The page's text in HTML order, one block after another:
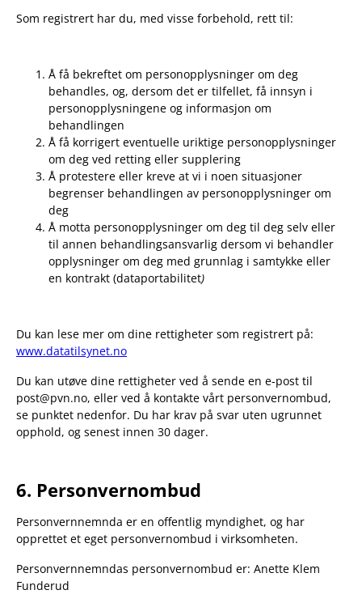
Som registrert har du, med visse forbehold, rett til:
Å få bekreftet om personopplysninger om deg
behandles, og, dersom det er tilfellet, få innsyn i
personopplysningene og informasjon om
behandlingen
Å få korrigert eventuelle uriktige personopplysninger
om deg ved retting eller supplering
Å protestere eller kreve at vi i noen situasjoner
begrenser behandlingen av personopplysninger om
deg
Å motta personopplysninger om deg til deg selv eller
til annen behandlingsansvarlig dersom vi behandler
opplysninger om deg med grunnlag i samtykke eller
en kontrakt (dataportabilitet)
Du kan lese mer om dine rettigheter som registrert på:
www.datatilsynet.no
Du kan utøve dine rettigheter ved å sende en e-post til
post@pvn.no, eller ved å kontakte vårt personvernombud,
se punktet nedenfor. Du har krav på svar uten ugrunnet
opphold, og senest innen 30 dager.
6. Personvernombud
Personvernnemnda er en offentlig myndighet, og har
opprettet et eget personvernombud i virksomheten.
Personvernnemndas personvernombud er: Anette Klem
Funderud